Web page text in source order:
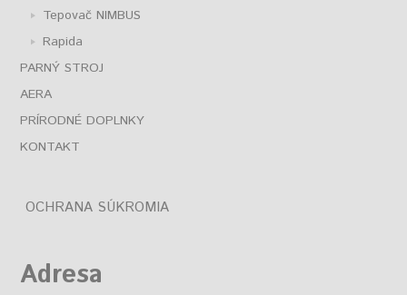
Tepovač NIMBUS
Rapida
PARNÝ STROJ
AERA
PRÍRODNÉ DOPLNKY
KONTAKT
OCHRANA SÚKROMIA
Adresa